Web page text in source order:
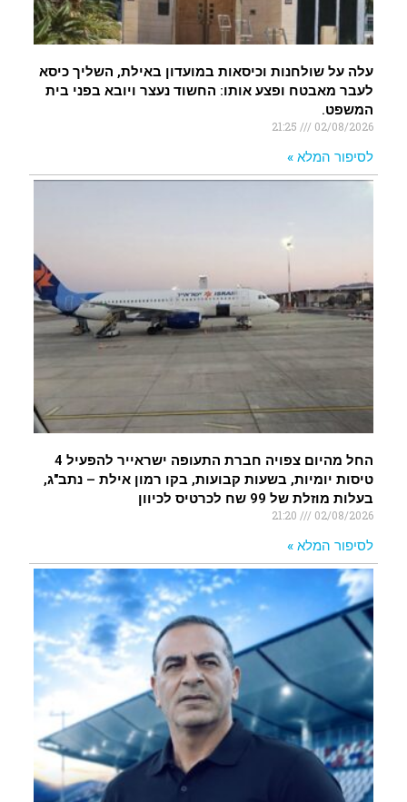
עלה על שולחנות וכיסאות במועדון באילת, השליך כיסא
לעבר מאבטח ופצע אותו: החשוד נעצר ויובא בפני בית
המשפט.
02/08/2026
לסיפור המלא »
החל מהיום צפויה חברת התעופה ישראייר להפעיל 4
טיסות יומיות, בשעות קבועות, בקו רמון אילת – נתב"ג,
בעלות מוזלת של 99 שח לכרטיס לכיוון
02/08/2026
לסיפור המלא »